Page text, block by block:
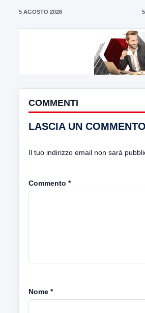
5 AGOSTO 2026
COMMENTI
LASCIA UN COMMENTO
Il tuo indirizzo email non sarà
Commento *
Nome *